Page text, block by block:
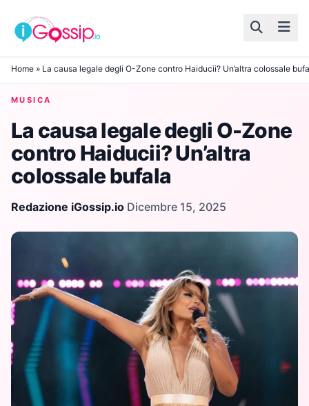
Skip to content
Home » La causa legale degli O-Zone contro Haiducii? Un’altra colossale
MUSICA
La causa legale degli O-Zone
contro Haiducii? Un’altra
colossale bufala
Redazione iGossip.io·Dicembre 15, 2025